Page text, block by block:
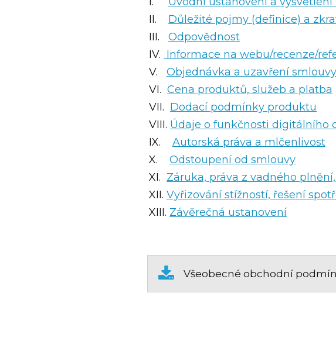
II. Důležité pojmy (definice) a
III. Odpovědnost
IV. Informace na webu/recenze/
V. Objednávka a uzavření smlouvy
VI. Cena produktů, služeb a platba
VII. Dodací podmínky produktu
VIII. Údaje o funkčnosti digitálního
IX. Autorská práva a mlčenlivost
X. Odstoupení od smlouvy
XI. Záruka, práva z vadného
XII. Vyřizování stížností, řešení
XIII. Závěrečná ustanovení
Všeobecné obchodní